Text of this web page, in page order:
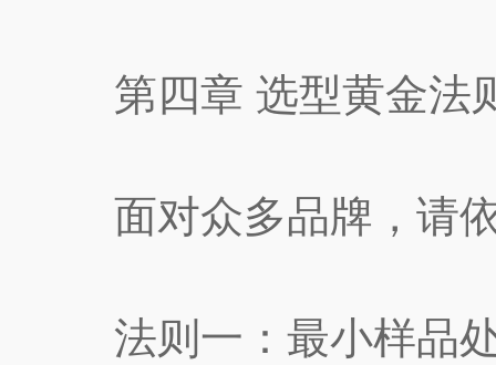
第四章 选型黄金法
面对众多品牌，请依
法则一：最小样品处